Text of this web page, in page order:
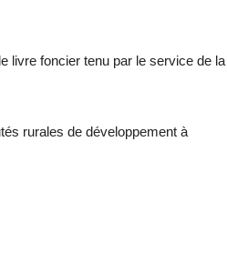
livre foncier tenu par le service de la
rurales de développement à